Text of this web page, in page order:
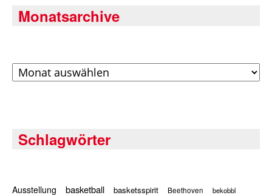
Monatsarchive
Archiv
Schlagwörter
Ausstellung basketball basketsspirit Beethoven bekobbl